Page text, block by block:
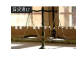
賃貸選び